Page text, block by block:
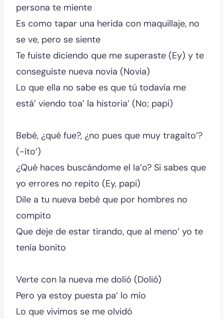
persona te miente
Es como tapar una herida con maquillaje, no
se ve, pero se siente
Te fuiste diciendo que me superaste (Ey) y te
conseguiste nueva novia (Novia)
Lo que ella no sabe es que tú todavía me
está’ viendo toa’ la historia’ (No; papi)
Bebé, ¿qué fue?, ¿no pues que muy tragaíto’?
(-íto’)
¿Qué haces buscándome el la’o? Si sabes que
yo errores no repito (Ey, papi)
Dile a tu nueva bebé que por hombres no
compito
Que deje de estar tirando, que al meno’ yo te
tenía bonito
Verte con la nueva me dolió (Dolió)
Pero ya estoy puesta pa’ lo mío
Lo que vivimos se me olvidó